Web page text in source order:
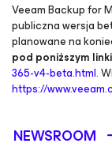
Veeam Backupfor
publiczna wersja
planowane na
pod poniższym
365-v4-beta.html.
https://
NEWSROOM